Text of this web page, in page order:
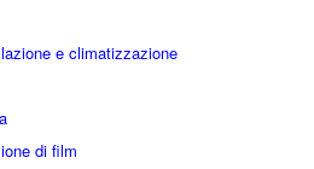
e climatizzazione
di film